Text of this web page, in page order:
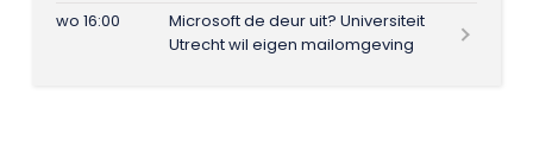
wo 16:00
Microsoft de deur uit? Universiteit
Utrecht wil eigen mailomgeving